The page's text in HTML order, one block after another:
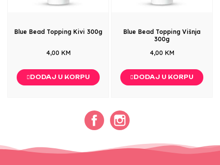
Blue Bead Topping Kivi 300g
4,00 KM
DODAJ U KORPU
Blue Bead Topping Višnja
300g
4,00 KM
DODAJ U KORPU
Facebook